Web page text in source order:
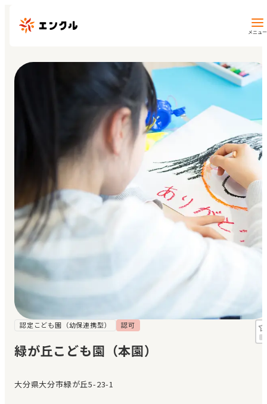
メニュー
保育園・幼稚園を探す
地図から探す
地域から探す
マイページ
閲覧履歴
メッセージ
おすすめの園
エンクルの特徴と活用方法
認定こども園（幼保連携型） 認可
緑が丘こども園（本園）
大分県大分市緑が丘5-23-1